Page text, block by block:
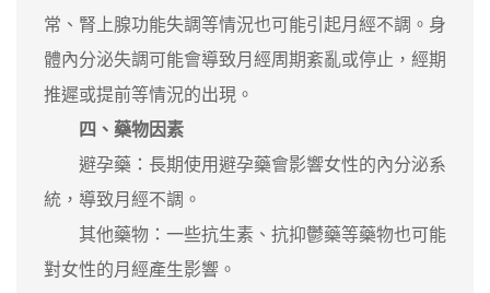
常、腎上腺功能失調等情況也可能引起月經不調。身
體內分泌失調可能會導致月經周期紊亂或停止，經期
推遲或提前等情況的出現。
四、藥物因素
避孕藥：長期使用避孕藥會影響女性的內分泌系
統，導致月經不調。
其他藥物：一些抗生素、抗抑鬱藥等藥物也可能
對女性的月經產生影響。